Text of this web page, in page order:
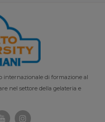
internazionale di formazione al
nel settore della gelateria e